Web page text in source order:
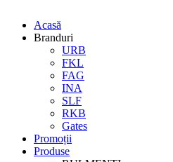
Acasă
Branduri
URB
FKL
FAG
INA
SLF
RKB
Gates
Promoții
Produse